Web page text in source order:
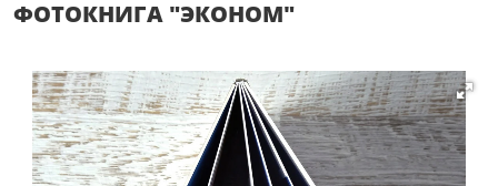
ФОТОКНИГА "ЭКОНОМ"